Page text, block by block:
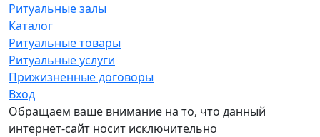
Ритуальные залы
Каталог
Ритуальные товары
Ритуальные услуги
Прижизненные договоры
Вход
Обращаем ваше внимание на то, что данный
интернет-сайт носит исключительно